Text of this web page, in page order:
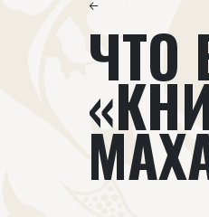
←
ЧТО